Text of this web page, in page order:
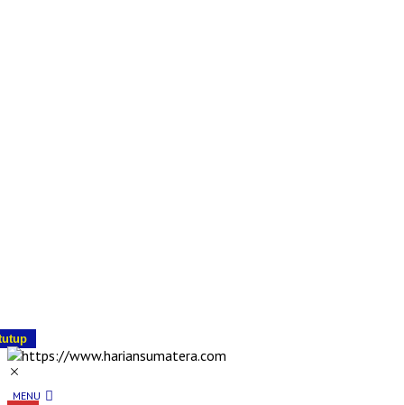
MENU